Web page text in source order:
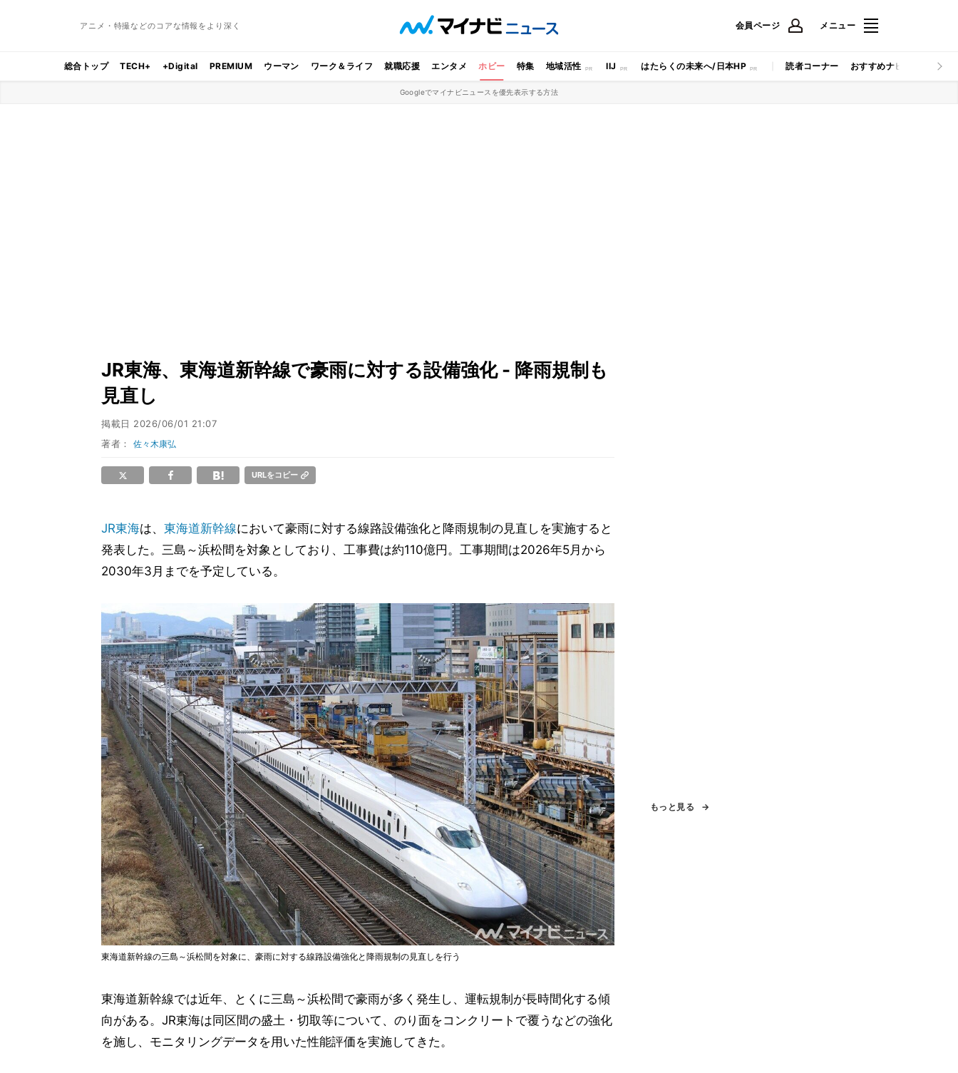
アニメ・特撮などのコアな情報をより深く 会員ページ メニュー
総合トップ TECH+ +Digital PREMIUM ウーマン ワーク＆ライフ 就職応援 エンタメ ホビー 特集 地域活性 IIJ はたらくの未来へ/日本HP 読者コーナー おすすめナビ マイナビ
Googleでマイナビニュースを優先表示する方法
JR東海、東海道新幹線で豪雨に対する設備強化 - 降雨規制も
見直し
掲載日 2026/06/01 21:07
著者：佐々木康弘
URLをコピー
JR東海は、 東海道新幹線において豪雨に対する線路設備強化と降雨規制の見直しを実施すると
発表した。三島～浜松間を対象としており、工事費は約110億円。工事期間は2026年5月から
2030年3月までを予定している。
東海道新幹線の三島～浜松間を対象に、豪雨に対する線路設備強化と降雨規制の見直しを行う
東海道新幹線では近年、とくに三島～浜松間で豪雨が多く発生し、運転規制が長時間化する傾
向がある。JR東海は同区間の盛土・切取等について、のり面をコンクリートで覆うなどの強化
を施し、モニタリングデータを用いた性能評価を実施してきた。
もっと見る